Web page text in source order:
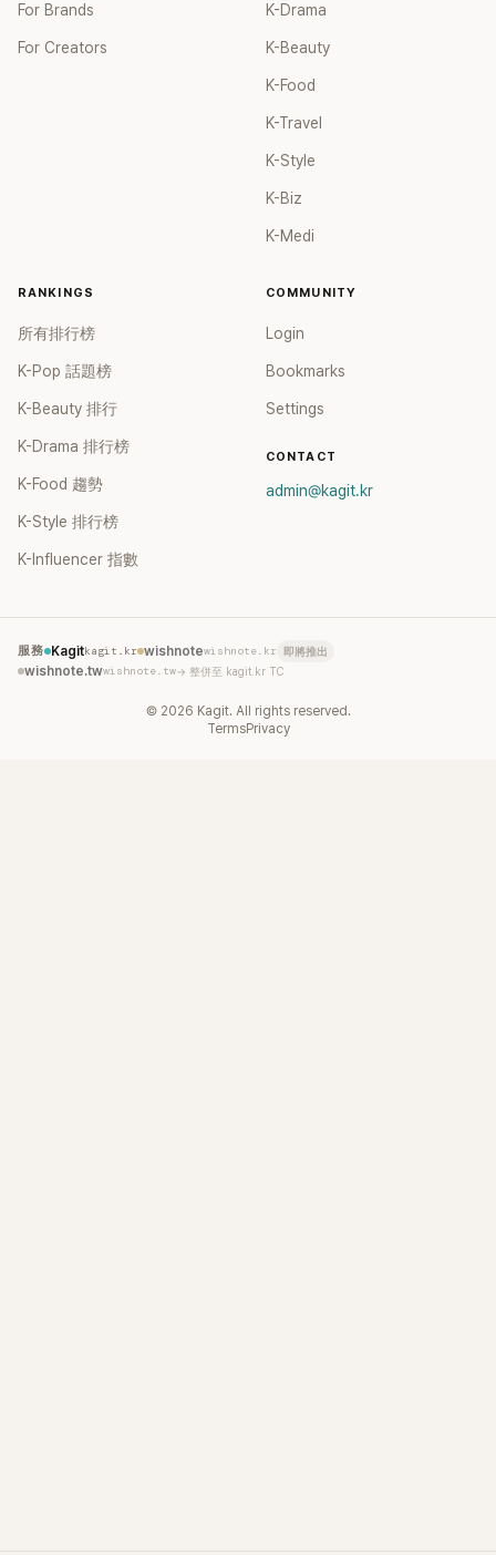
For Brands
For Creators
K-Drama
K-Beauty
K-Food
K-Travel
K-Style
K-Biz
K-Medi
RANKINGS
所有排行榜
K-Pop 話題榜
K-Beauty 排行
K-Drama 排行榜
K-Food 趨勢
K-Style 排行榜
K-Influencer 指數
COMMUNITY
Login
Bookmarks
Settings
CONTACT
admin@kagit.kr
服務 Kagitkagit.kr wishnotewishnote.kr 即將推出
wishnote.twwishnote.tw→ 整併至 kagit.kr TC
© 2026 Kagit. All rights reserved.
TermsPrivacy